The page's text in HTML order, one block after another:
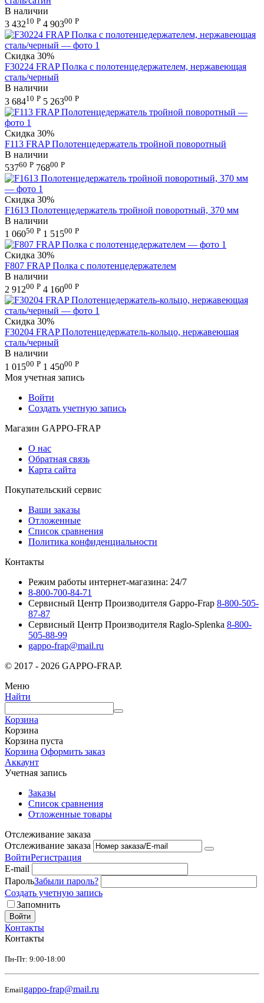
В наличии
3 43210 Р 4 90300 Р
Скидка 30%
F30224 FRAP Полка с полотенцедержателем, нержавеющая
сталь/черный
В наличии
3 68410 Р 5 26300 Р
Скидка 30%
F113 FRAP Полотенцедержатель тройной поворотный
В наличии
53760 Р 76800 Р
Скидка 30%
F1613 Полотенцедержатель тройной поворотный, 370 мм
В наличии
1 06050 Р 1 51500 Р
Скидка 30%
F807 FRAP Полка c полотенцедержателем
В наличии
2 91200 Р 4 16000 Р
Скидка 30%
F30204 FRAP Полотенцедержатель-кольцо, нержавеющая
сталь/черный
В наличии
1 01500 Р 1 45000 Р
Моя учетная запись
Войти
Создать учетную запись
Магазин GAPPO-FRAP
О нас
Обратная связь
Карта сайта
Покупательский сервис
Ваши заказы
Отложенные
Список сравнения
Политика конфиденциальности
Контакты
Режим работы интернет-магазина: 24/7
8-800-700-84-71
Сервисный Центр Производителя Gappo-Frap 8-800-505-
87-87
Сервисный Центр Производителя Raglo-Splenka 8-800-
505-88-99
gappo-frap@mail.ru
© 2017 - 2026 GAPPO-FRAP.
Меню
Найти
Корзина
Корзина
Корзина пуста
Корзина Оформить заказ
Аккаунт
Учетная запись
Заказы
Список сравнения
Отложенные товары
Отслеживание заказа
Отслеживание заказа
ВойтиРегистрация
E-mail
ПарольЗабыли пароль?
Создать учетную запись
Запомнить
Войти
Контакты
Контакты
Пн-Пт: 9:00-18:00
Emailgappo-frap@mail.ru